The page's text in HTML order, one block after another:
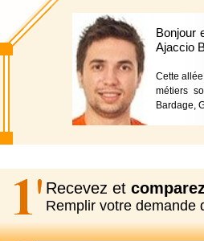
Bonjour
Ajaccio
Cette
métiers
Bardage,
Recevez et
Remplir votre demande